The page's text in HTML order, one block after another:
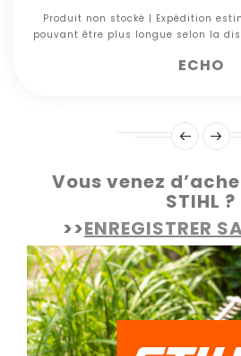
Produit non stocké | Expédition
pouvant être plus longue selon la
ECHO
Vous venez
STIHL ?
>>ENREGISTRER